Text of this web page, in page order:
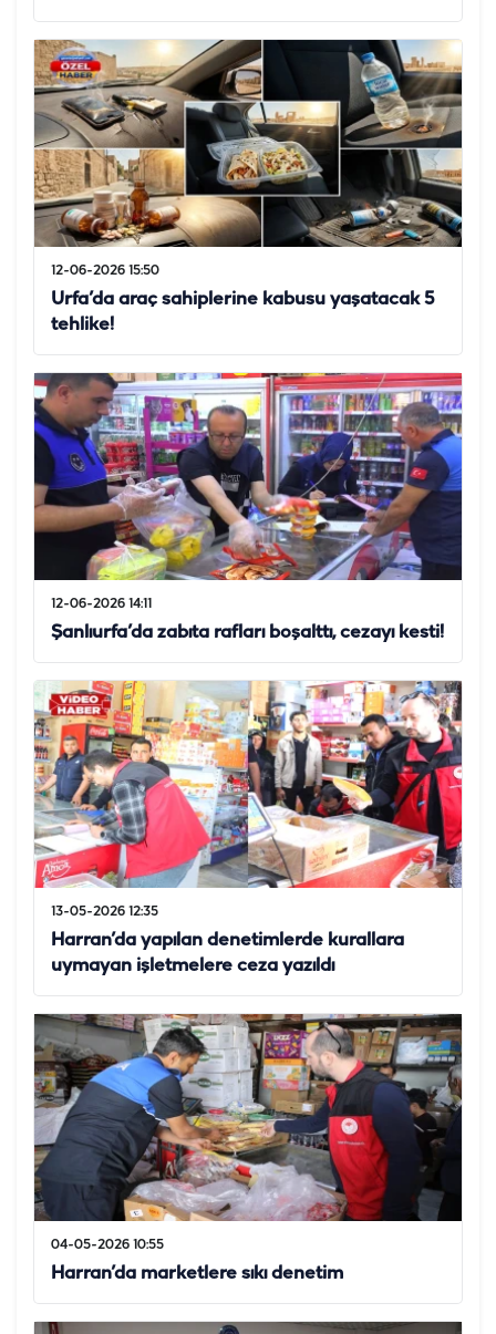
12-06-2026 15:50
Urfa’da araç sahiplerine kabusu yaşatacak 5
tehlike!
12-06-2026 14:11
Şanlıurfa’da zabıta rafları boşalttı, cezayı kesti!
13-05-2026 12:35
Harran’da yapılan denetimlerde kurallara
uymayan işletmelere ceza yazıldı
04-05-2026 10:55
Harran’da marketlere sıkı denetim